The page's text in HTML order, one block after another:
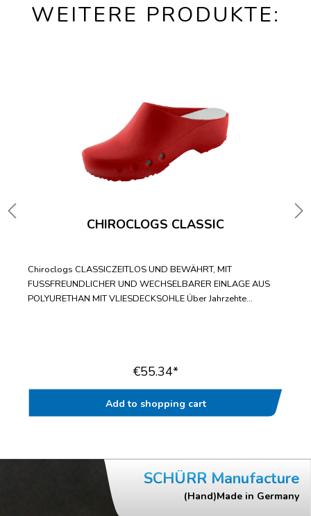
WEITERE PRODUKTE:
CHIROCLOGS CLASSIC
Chiroclogs CLASSICZEITLOS UND BEWÄHRT, MIT
FUSSFREUNDLICHER UND WECHSELBARER EINLAGE AUS
POLYURETHAN MIT VLIESDECKSOHLE Über Jahrzehte
€55.34*
Add to shopping cart
SCHÜRR Manufacture
(Hand)Made in Germany